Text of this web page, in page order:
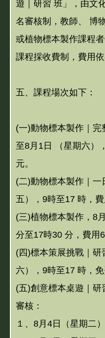
遊｜研習 班」，由文
名審核制，教師、 博
或植物標本製作課程
課程採收費制，費用依
五、課程場次如下：
(一)動物標本製作｜完
至8月1日 （星期六）
元。
(二)動物標本製作｜
五），9時至17 時，費
(三)植物標本製作，8
分至17時30 分，費用
(四)標本策展挑戰｜
六），9時至17 時，免
(五)創意標本桌遊｜
審核：
１、8月4日（星期二